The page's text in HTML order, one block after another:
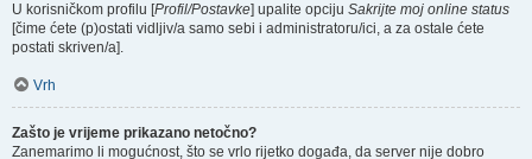
U korisničkom profilu [Profil/Postavke] upalite opciju Sakrijte moj online status
[čime ćete (p)ostati vidljiv/a samo sebi i administratoru/ici, a za ostale ćete
postati skriven/a].
Vrh
Zašto je vrijeme prikazano netočno?
Zanemarimo li mogućnost, što se vrlo rijetko događa, da server nije dobro